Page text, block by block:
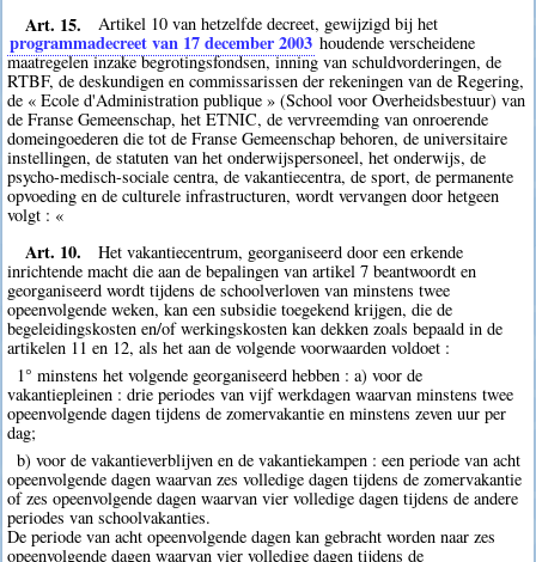
Art. 15. Artikel 10 van hetzelfde decreet, gewijzigd bij het
programmadecreet van 17 december 2003 houdende verscheidene
maatregelen inzake begrotingsfondsen, inning van schuldvorderingen, de
RTBF, de deskundigen en commissarissen der rekeningen van de Regering,
de « Ecole d'Administration publique » (School voor Overheidsbestuur) van
de Franse Gemeenschap, het ETNIC, de vervreemding van onroerende
domeingoederen die tot de Franse Gemeenschap behoren, de universitaire
instellingen, de statuten van het onderwijspersoneel, het onderwijs, de
psycho-medisch-sociale centra, de vakantiecentra, de sport, de permanente
opvoeding en de culturele infrastructuren, wordt vervangen door hetgeen
volgt : «
Art. 10.
Het vakantiecentrum, georganiseerd door een erkende
inrichtende macht die aan de bepalingen van artikel 7 beantwoordt en
georganiseerd wordt tijdens de schoolverloven van minstens twee
opeenvolgende weken, kan een subsidie toegekend krijgen, die de
begeleidingskosten en/of werkingskosten kan dekken zoals bepaald in de
artikelen 11 en 12, als het aan de volgende voorwaarden voldoet :
1° minstens het volgende georganiseerd hebben : a) voor de
vakantiepleinen : drie periodes van vijf werkdagen waarvan minstens twee
opeenvolgende dagen tijdens de zomervakantie en minstens zeven uur per
dag;
b) voor de vakantieverblijven en de vakantiekampen : een periode van acht
opeenvolgende dagen waarvan zes volledige dagen tijdens de zomervakantie
of zes opeenvolgende dagen waarvan vier volledige dagen tijdens de andere
periodes van schoolvakanties.
De periode van acht opeenvolgende dagen kan gebracht worden naar zes
opeenvolgende dagen waarvan vier volledige dagen tijdens de